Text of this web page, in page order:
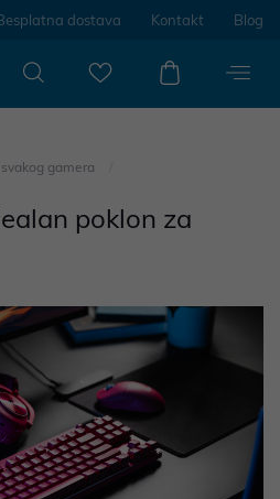
dostava Kontakt Blog
gamera
poklon za